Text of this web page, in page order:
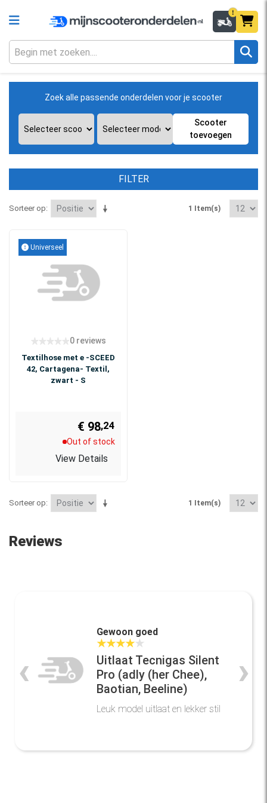
Zoek alle passende onderdelen voor je scooter
Scooter
toevoegen
FILTER
Sorteer op 1 Item(s)
Universeel
0 reviews
Textilhose met e -SCEED
42, Cartagena- Textil,
zwart - S
€ 98,24
Out of stock
View Details
Sorteer op 1 Item(s)
Reviews
Gewoon goed
★★★★★
Uitlaat Tecnigas Silent
Pro (adly (her Chee),
Baotian, Beeline)
Leuk model uitlaat en lekker stil
‹ ›